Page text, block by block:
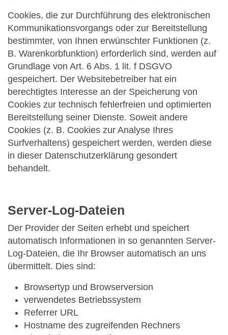
Cookies, die zur Durchführung des elektronischen
Kommunikationsvorgangs oder zur Bereitstellung
bestimmter, von Ihnen erwünschter Funktionen (z.
B. Warenkorbfunktion) erforderlich sind, werden auf
Grundlage von Art. 6 Abs. 1 lit. f DSGVO
gespeichert. Der Websitebetreiber hat ein
berechtigtes Interesse an der Speicherung von
Cookies zur technisch fehlerfreien und optimierten
Bereitstellung seiner Dienste. Soweit andere
Cookies (z. B. Cookies zur Analyse Ihres
Surfverhaltens) gespeichert werden, werden diese
in dieser Datenschutzerklärung gesondert
behandelt.
Server-Log-Dateien
Der Provider der Seiten erhebt und speichert
automatisch Informationen in so genannten Server-
Log-Dateien, die Ihr Browser automatisch an uns
übermittelt. Dies sind:
Browsertyp und Browserversion
verwendetes Betriebssystem
Referrer URL
Hostname des zugreifenden Rechners